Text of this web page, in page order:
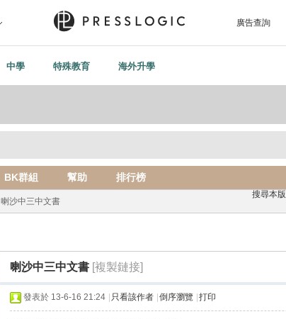
廣告查詢
中學 特殊教育 海外升學
BK群組 幫助 排行榜
搜尋本版
喇沙中三中文書
喇沙中三中文書 [複製鏈接]
發表於 13-6-16 21:24 只看該作者 倒序瀏覽 打印